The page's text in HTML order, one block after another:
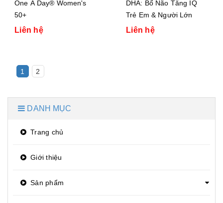
One A Day® Women's
50+
Liên hệ
DHA: Bổ Não Tăng IQ
Trẻ Em & Người Lớn
Liên hệ
1 2
DANH MỤC
Trang chủ
Giới thiệu
Sản phẩm